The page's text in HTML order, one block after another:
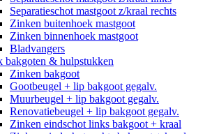
Separatieschot mastgoot z/kraal rechts
Zinken buitenhoek mastgoot
Zinken binnenhoek mastgoot
Bladvangers
bakgoten & hulpstukken
Zinken bakgoot
Gootbeugel + lip bakgoot gegalv.
Muurbeugel + lip bakgoot gegalv.
Renovatiebeugel + lip bakgoot gegalv.
Zinken eindschot links bakgoot + kraal